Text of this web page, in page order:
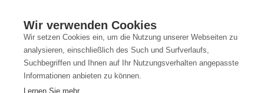
Wir verwenden Cookies
Wir setzen Cookies ein, um die Nutzung unserer Webseiten zu
analysieren, einschließlich des Such und Surfverlaufs,
Suchbegriffen und Ihnen auf Ihr Nutzungsverhalten angepasste
Informationen anbieten zu können.
Lernen Sie mehr
Standort Vaduz (FL)
Standort Dornbirn (A)